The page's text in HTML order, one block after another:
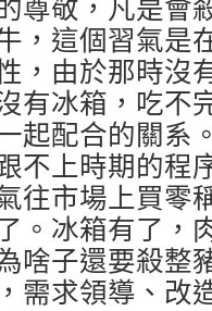
尊敬，凡是會
，這個習氣是
，由於那時沒
有冰箱，吃不
起配合的關系
不上時期的程
往市場上買零
。冰箱有了，
啥子還要殺整
需求領導、改